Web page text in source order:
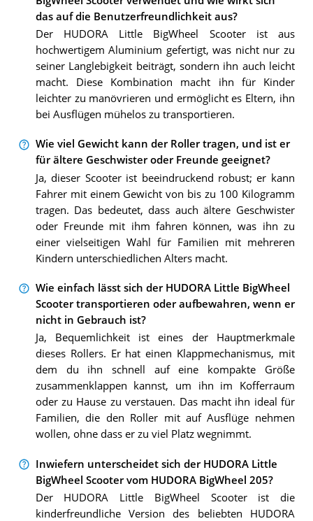
das auf die Benutzerfreundlichkeit aus?
Der HUDORA Little BigWheel Scooter ist aus
hochwertigem Aluminium gefertigt, was nicht nur zu
seiner Langlebigkeit beiträgt, sondern ihn auch leicht
macht. Diese Kombination macht ihn für Kinder
leichter zu manövrieren und ermöglicht es Eltern, ihn
bei Ausflügen mühelos zu transportieren.
Wie viel Gewicht kann der Roller tragen, und ist er
für ältere Geschwister oder Freunde geeignet?
Ja, dieser Scooter ist beeindruckend robust; er kann
Fahrer mit einem Gewicht von bis zu 100 Kilogramm
tragen. Das bedeutet, dass auch ältere Geschwister
oder Freunde mit ihm fahren können, was ihn zu
einer vielseitigen Wahl für Familien mit mehreren
Kindern unterschiedlichen Alters macht.
Wie einfach lässt sich der HUDORA Little BigWheel
Scooter transportieren oder aufbewahren, wenn er
nicht in Gebrauch ist?
Ja, Bequemlichkeit ist eines der Hauptmerkmale
dieses Rollers. Er hat einen Klappmechanismus, mit
dem du ihn schnell auf eine kompakte Größe
zusammenklappen kannst, um ihn im Kofferraum
oder zu Hause zu verstauen. Das macht ihn ideal für
Familien, die den Roller mit auf Ausflüge nehmen
wollen, ohne dass er zu viel Platz wegnimmt.
Inwiefern unterscheidet sich der HUDORA Little
BigWheel Scooter vom HUDORA BigWheel 205?
Der HUDORA Little BigWheel Scooter ist die
kinderfreundliche Version des beliebten HUDORA